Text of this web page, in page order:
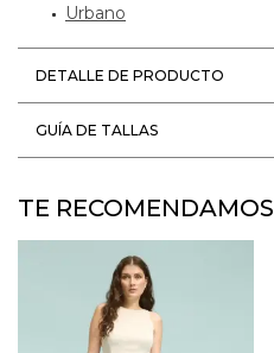
Urbano
DETALLE DE PRODUCTO
GUÍA DE TALLAS
TE RECOMENDAMOS